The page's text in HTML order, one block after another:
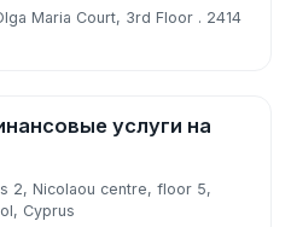
Maria Court, 3rd Floor . 2414
услуги на
2, Nicolaou centre, floor 5,
Cyprus